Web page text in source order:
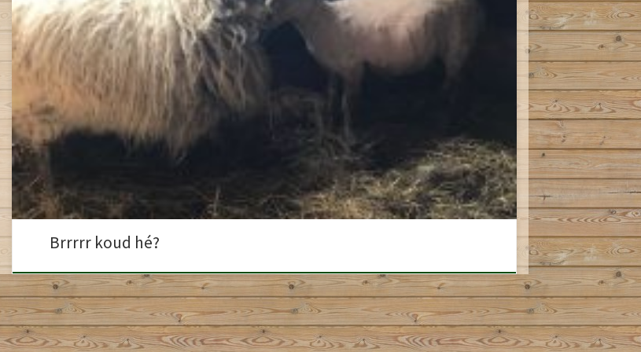
Het lijkt misschien nog niet het geval, maar de zomer komt eraan! Dat betekent dat de winterjas van de
schapen ook weer uit mag. In de meivakantie zijn onze schaapjes Croissant en Wolkje weer geschoren.
De dames hadden er in eerste instantie geen zin in, maar zijn nu erg blij […]
Brrrrr koud hé?